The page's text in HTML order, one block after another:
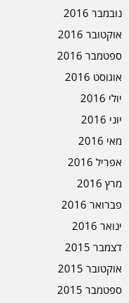
נובמבר 2016
אוקטובר 2016
ספטמבר 2016
אוגוסט 2016
יולי 2016
יוני 2016
מאי 2016
אפריל 2016
מרץ 2016
פברואר 2016
ינואר 2016
דצמבר 2015
אוקטובר 2015
ספטמבר 2015